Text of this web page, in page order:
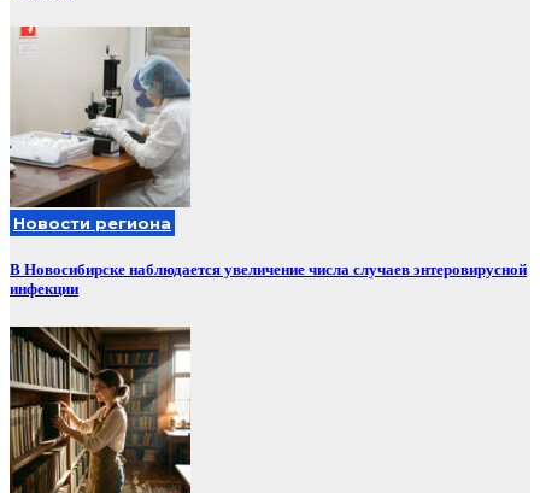
Новости региона
В Новосибирске наблюдается увеличение числа случаев энтеровирусной
инфекции